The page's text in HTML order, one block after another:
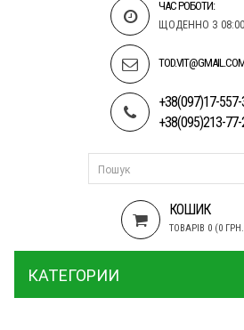
ЧАС РОБОТИ:
ЩОДЕННО З
+38(097)17-
+38(095)213-
КОШИК
ТОВАРІВ 0 (0
КАТЕГОРИИ